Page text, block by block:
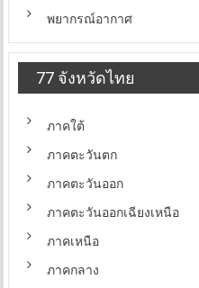
พยากรณ์อากาศ
77 จังหวัดไทย
ภาคใต้
ภาคตะวันตก
ภาคตะวันออก
ภาคตะวันออกเฉียงเหนือ
ภาคเหนือ
ภาคกลาง